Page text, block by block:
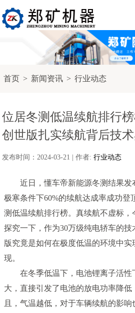
首页 > 新闻资讯 > 行业动态
位居冬测低温续航排行
创世版扎实续航背后技术
发布时间：2024-03-21 | 作者:行业动态
近日，懂车帝新能源冬测结果发
极寒条件下60%的续航达成率成功登
测低温续航排行榜。真续航不虚标，
探究一下，作为30万级纯电轿车的
版究竟是如何在极度低温的环境中实
现。
在冬季低温下，电池锂离子活性
大，直接引发了电池的放电功率降
且，气温越低，对于车辆续航的影